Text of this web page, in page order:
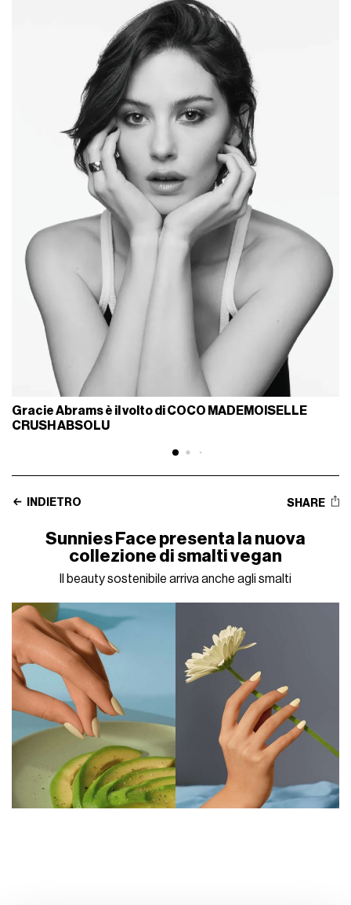
Gracie Abrams è il volto di COCO MADEMOISELLE
CRUSH ABSOLU
INDIETRO SHARE
Sunnies Face presenta la nuova
collezione di smalti vegan
Il beauty sostenibile arriva anche agli smalti